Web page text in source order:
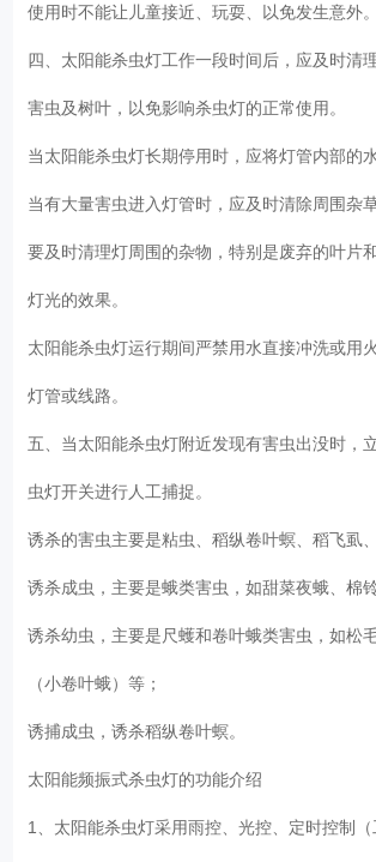
使用时不能让儿童接近、玩耍、以免发生意外
四、太阳能杀虫灯工作一段时间后，应及时清
害虫及树叶，以免影响杀虫灯的正常使用。
当太阳能杀虫灯长期停用时，应将灯管内部的
当有大量害虫进入灯管时，应及时清除周围杂
要及时清理灯周围的杂物，特别是废弃的叶片
灯光的效果。
太阳能杀虫灯运行期间严禁用水直接冲洗或用
灯管或线路。
五、当太阳能杀虫灯附近发现有害虫出没时，
虫灯开关进行人工捕捉。
诱杀的害虫主要是粘虫、稻纵卷叶螟、稻飞虱
诱杀成虫，主要是蛾类害虫，如甜菜夜蛾、棉
诱杀幼虫，主要是尺蠖和卷叶蛾类害虫，如松
（小卷叶蛾）等；
诱捕成虫，诱杀稻纵卷叶螟。
太阳能频振式杀虫灯的功能介绍
1、太阳能杀虫灯采用雨控、光控、定时控制